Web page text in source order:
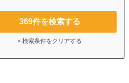
369件を検索する
× 検索条件をクリアする